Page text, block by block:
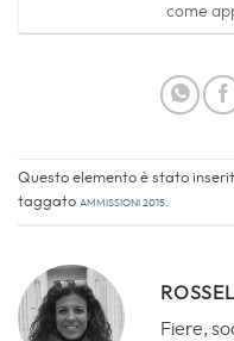
come
Questo elemento è stato
taggato Ammissioni 2015.
Fiere,